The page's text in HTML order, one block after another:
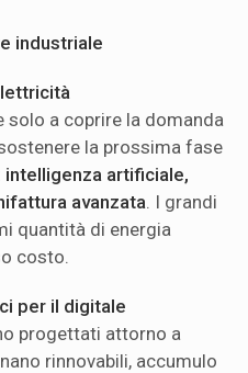
industriale
solo a coprire la domanda
la prossima fase
intelligenza artificiale,
avanzata . I grandi
quantità di energia
costo.
per il digitale
progettati attorno a
rinnovabili, accumulo